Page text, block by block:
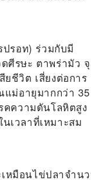
รอท) ร่วมกับมี
ศีรษะ ตาพร่ามัว
ชีวิต เสี่ยงต่อการ
ม่อายุมากกว่า
คความดันโลหิตสูง
เวลาที่เหมาะสม
หมือนไข่ปลาจำน